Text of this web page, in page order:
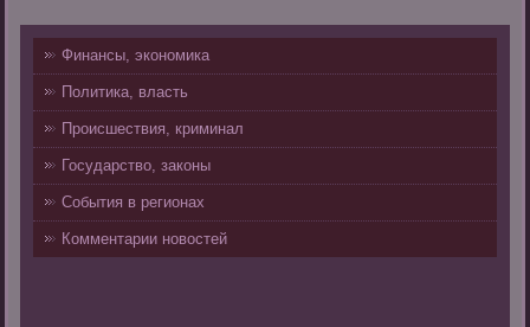
Финансы, экономика
Политика, власть
Происшествия, криминал
Государство, законы
События в регионах
Комментарии новостей